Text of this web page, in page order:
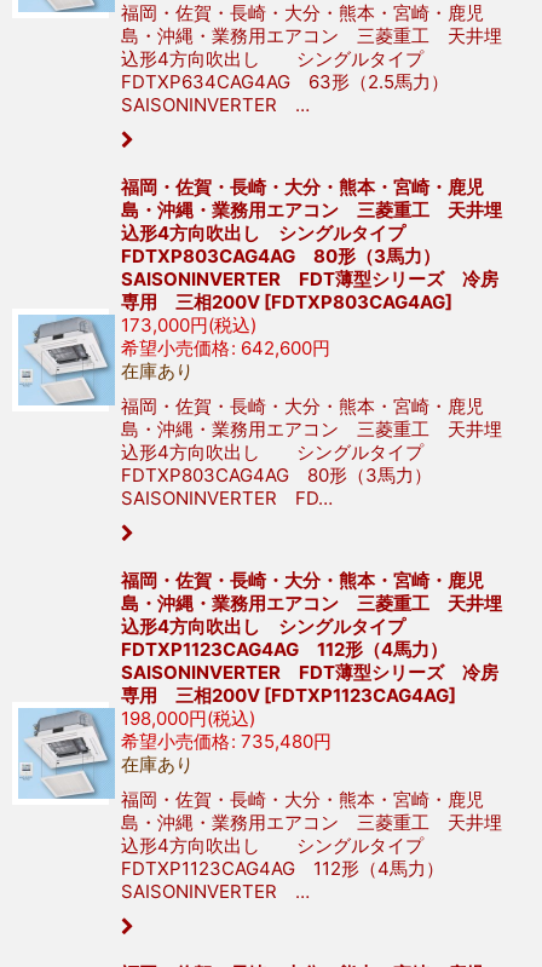
福岡・佐賀・長崎・大分・熊本・宮崎・鹿児
島・沖縄・業務用エアコン 三菱重工 天井埋
込形4方向吹出し シングルタイプ
FDTXP634CAG4AG 63形（2.5馬力）
SAISONINVERTER …
福岡・佐賀・長崎・大分・熊本・宮崎・鹿児
島・沖縄・業務用エアコン 三菱重工 天井埋
込形4方向吹出し シングルタイプ
FDTXP803CAG4AG 80形（3馬力）
SAISONINVERTER FDT薄型シリーズ 冷房
専用 三相200V [FDTXP803CAG4AG]
173,000円(税込)
希望小売価格: 642,600円
在庫あり
福岡・佐賀・長崎・大分・熊本・宮崎・鹿児
島・沖縄・業務用エアコン 三菱重工 天井埋
込形4方向吹出し シングルタイプ
FDTXP803CAG4AG 80形（3馬力）
SAISONINVERTER FD…
福岡・佐賀・長崎・大分・熊本・宮崎・鹿児
島・沖縄・業務用エアコン 三菱重工 天井埋
込形4方向吹出し シングルタイプ
FDTXP1123CAG4AG 112形（4馬力）
SAISONINVERTER FDT薄型シリーズ 冷房
専用 三相200V [FDTXP1123CAG4AG]
198,000円(税込)
希望小売価格: 735,480円
在庫あり
福岡・佐賀・長崎・大分・熊本・宮崎・鹿児
島・沖縄・業務用エアコン 三菱重工 天井埋
込形4方向吹出し シングルタイプ
FDTXP1123CAG4AG 112形（4馬力）
SAISONINVERTER …